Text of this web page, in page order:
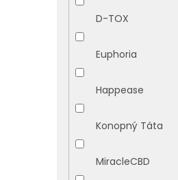
D-TOX
Euphoria
Happease
Konopný Táta
MiracleCBD